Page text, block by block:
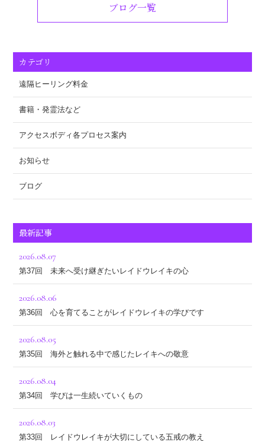
ブログ一覧
カテゴリ
遠隔ヒーリング料金
書籍・発霊法など
アクセスボディ各プロセス案内
お知らせ
ブログ
最新記事
2026.08.07
第37回 未来へ受け継ぎたいレイドウレイキの心
2026.08.06
第36回 心を育てることがレイドウレイキの学びです
2026.08.05
第35回 海外と触れる中で感じたレイキへの敬意
2026.08.04
第34回 学びは一生続いていくもの
2026.08.03
第33回 レイドウレイキが大切にしている五戒の教え